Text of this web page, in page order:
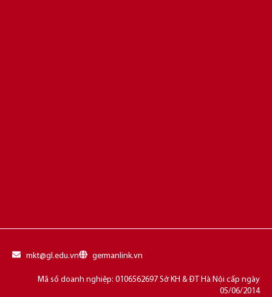
mkt@gl.edu.vn germanlink.vn
Mã số doanh nghiệp: 0106562697 Sở KH & ĐT Hà Nội cấp ngày
05/06/2014